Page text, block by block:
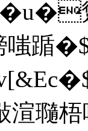
躗
嗤踲
渲瓍